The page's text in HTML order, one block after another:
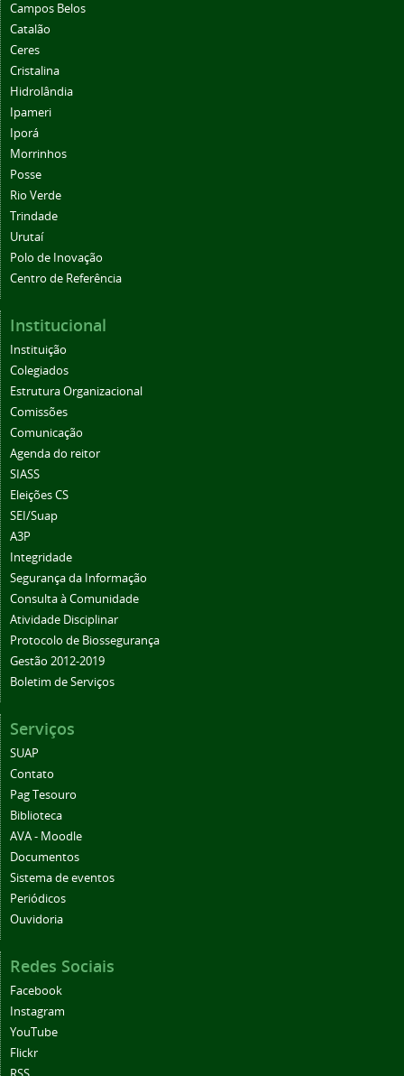
Campos Belos
Catalão
Ceres
Cristalina
Hidrolândia
Ipameri
Iporá
Morrinhos
Posse
Rio Verde
Trindade
Urutaí
Polo de Inovação
Centro de Referência
Institucional
Instituição
Colegiados
Estrutura Organizacional
Comissões
Comunicação
Agenda do reitor
SIASS
Eleições CS
SEI/Suap
A3P
Integridade
Segurança da Informação
Consulta à Comunidade
Atividade Disciplinar
Protocolo de Biossegurança
Gestão 2012-2019
Boletim de Serviços
Serviços
SUAP
Contato
Pag Tesouro
Biblioteca
AVA - Moodle
Documentos
Sistema de eventos
Periódicos
Ouvidoria
Redes Sociais
Facebook
Instagram
YouTube
Flickr